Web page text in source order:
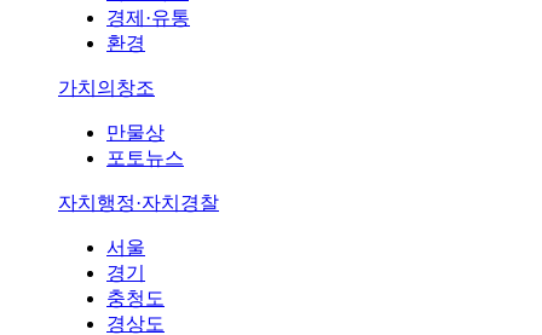
경제·유통
환경
가치의창조
만물상
포토뉴스
자치행정·자치경찰
서울
경기
충청도
경상도